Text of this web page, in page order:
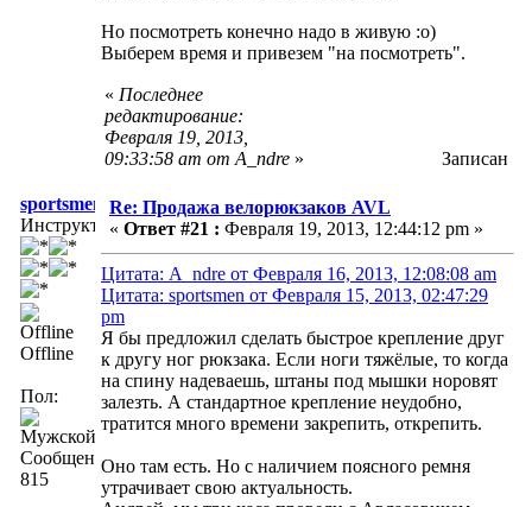
Но посмотреть конечно надо в живую :о)
Выберем время и привезем "на посмотреть".
« Последнее
редактирование:
Февраля 19, 2013,
09:33:58 am от A_ndre » Записан
sportsmen
Инструктор
Offline
Пол:
Сообщений:
815
Re: Продажа велорюкзаков AVL
« Ответ #21 : Февраля 19, 2013, 12:44:12 pm »
Цитата: A_ndre от Февраля 16, 2013, 12:08:08 am
Цитата: sportsmen от Февраля 15, 2013, 02:47:29
pm
Я бы предложил сделать быстрое крепление друг
к другу ног рюкзака. Если ноги тяжёлые, то когда
на спину надеваешь, штаны под мышки норовят
залезть. А стандартное крепление неудобно,
тратится много времени закрепить, открепить.
Оно там есть. Но с наличием поясного ремня
утрачивает свою актуальность.